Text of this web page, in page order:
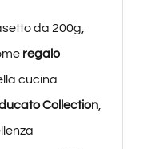
da 200g,
regalo
cucina
Collection,